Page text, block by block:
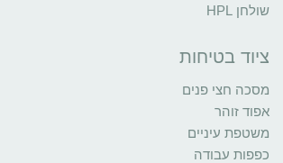
שולחן HPL
ציוד בטיחות
מסכה חצי פנים
אפוד זוהר
משטפת עיניים
כפפות עבודה